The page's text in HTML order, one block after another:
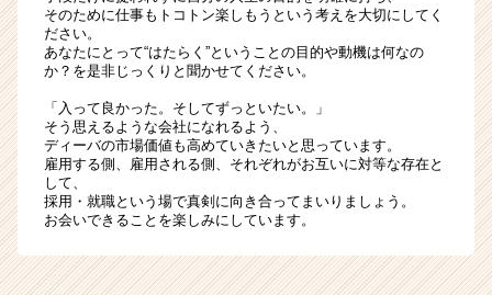
そのために仕事もトコトン楽しもうという考えを大切にしてく
ださい。
あなたにとって“はたらく”ということの目的や動機は何なの
か？を是非じっくりと聞かせてください。
「入って良かった。そしてずっといたい。」
そう思えるような会社になれるよう、
ディーバの市場価値も高めていきたいと思っています。
雇用する側、雇用される側、それぞれがお互いに対等な存在と
して、
採用・就職という場で真剣に向き合ってまいりましょう。
お会いできることを楽しみにしています。